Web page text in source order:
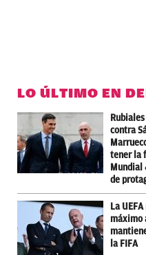
LO ÚLTIMO EN
contra
tener la
Mundial
de
La
máximo
la FIFA